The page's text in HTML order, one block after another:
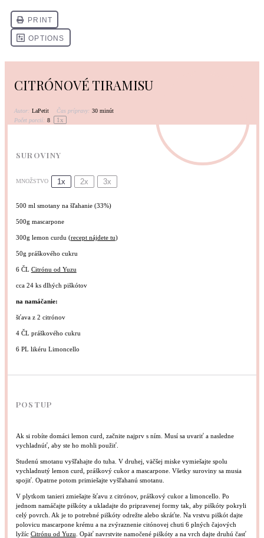
CITRÓNOVÉ TIRAMISU
Autor: LaPetit Čas prípravy: 30 minút
Počet porcií: 8 1x
SUROVINY
MNOŽSTVO 1x 2x 3x
500 ml smotany na šľahanie (33%)
500g mascarpone
300g lemon curdu (recept nájdete tu)
50g práškového cukru
6ČL Citrónu od Yuzu
cca 24ks dlhých piškótov
na namáčanie:
šťava z 2 citrónov
4ČL práškového cukru
6PL likéru Limoncello
POSTUP
Ak si robíte domáci lemon curd, začnite najprv s ním. Musí sa uvariť a nasledne
vychladnúť, aby ste ho mohli použiť.
Studenú smotanu vyšľahajte do tuha. V druhej, väčšej miske vymiešajte spolu
vychladnutý lemon curd, práškový cukor a mascarpone. Všetky suroviny sa musia
spojiť. Opatrne potom primiešajte vyšľahanú smotanu.
V plytkom tanieri zmiešajte šťavu z citrónov, práškový cukor a limoncello. Po
jednom namáčajte piškóty a ukladajte do pripravenej formy tak, aby piškóty pokryli
celý povrch. Ak je to potrebné piškóty odrežte alebo skráťte. Na vrstvu piškót dajte
polovicu mascarpone krému a na zvýraznenie citónovej chuti 6 plných čajových
lyžíc Citrónu od Yuzu . Opäť navrstvite namočené piškóty a na vrch dajte druhú časť